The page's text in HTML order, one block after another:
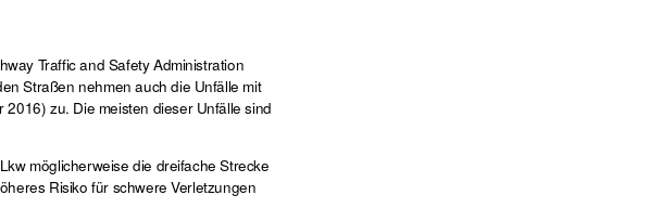
Traffic and Safety Administration
Straßen nehmen auch die Unfälle mit
zu. Die meisten dieser Unfälle sind
möglicherweise die dreifache Strecke
Risiko für schwere Verletzungen